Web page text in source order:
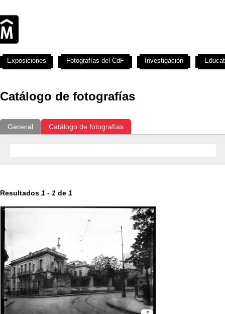
Catálogo de fotografías
General Catálogo de fotografías
Resultados 1 - 1 de 1
Exposiciones Fotografías del CdF Investigación